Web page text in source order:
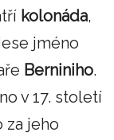
kolonáda,
jméno
Berniniho.
v 17. století
za jeho